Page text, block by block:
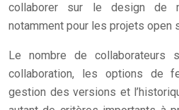
collaborer sur le design de
notamment pour les projets open
Le nombre de collaborateurs
collaboration, les options de
gestion des versions et